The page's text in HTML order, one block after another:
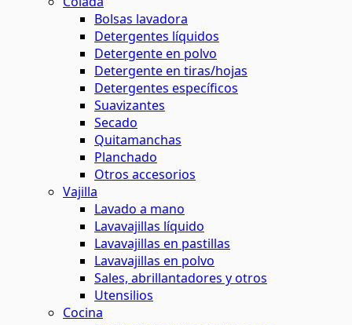
Bolsas lavadora
Detergentes líquidos
Detergente en polvo
Detergente en tiras/hojas
Detergentes específicos
Suavizantes
Secado
Quitamanchas
Planchado
Otros accesorios
Vajilla
Lavado a mano
Lavavajillas líquido
Lavavajillas en pastillas
Lavavajillas en polvo
Sales, abrillantadores y otros
Utensilios
Cocina